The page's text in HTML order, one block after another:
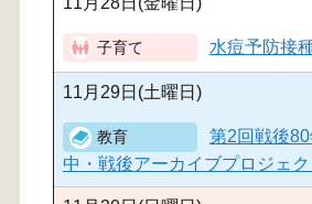
水痘予防接
11月29日(土曜日)
第2回戦後
中・戦後アーカイブプロジェク